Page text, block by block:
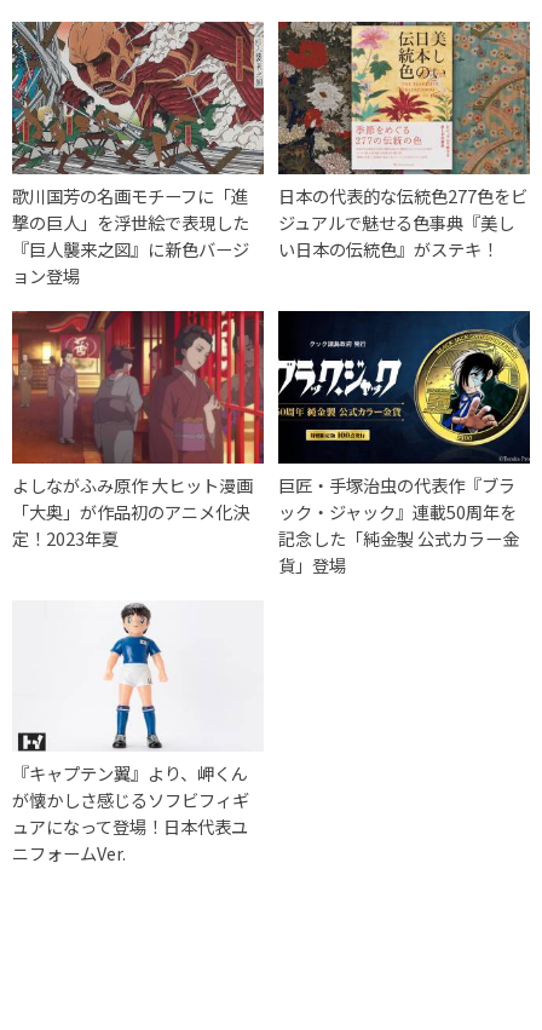
歌川国芳の名画モチーフに「進
撃の巨人」を浮世絵で表現した
『巨人襲来之図』に新色バージ
ョン登場
日本の代表的な伝統色277色をビ
ジュアルで魅せる色事典『美し
い日本の伝統色』がステキ！
よしながふみ原作 大ヒット漫画
「大奥」が作品初のアニメ化決
定！2023年夏
巨匠・手塚治虫の代表作『ブラ
ック・ジャック』連載50周年を
記念した「純金製 公式カラー金
貨」登場
『キャプテン翼』より、岬くん
が懐かしさ感じるソフビフィギ
ュアになって登場！日本代表ユ
ニフォームVer.